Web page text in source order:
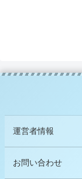
運営者情報
お問い合わせ